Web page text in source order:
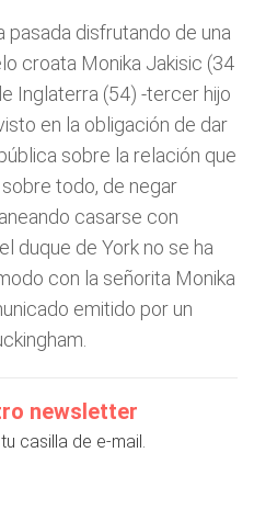
pasada disfrutando de una
croata Monika Jakisic (34
Inglaterra (54) -tercer hijo
en la obligación de dar
sobre la relación que
todo, de negar
casarse con
duque de York no se ha
con la señorita Monika
emitido por un
newsletter
casilla de e-mail.